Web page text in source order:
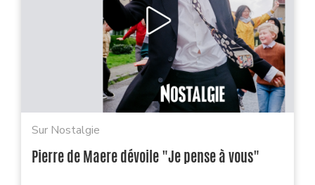
Sur Nostalgie
Pierre de Maere dévoile "Je pense à vous"